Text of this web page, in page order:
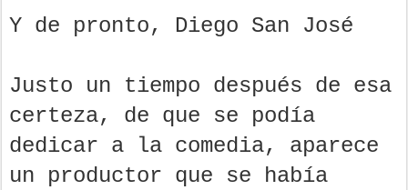
Y de pronto, Diego San José
Justo un tiempo después de esa
certeza, de que se podía
dedicar a la comedia, aparece
un productor que se había